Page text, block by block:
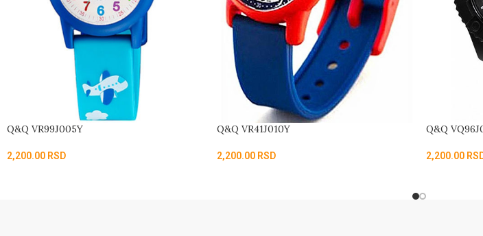
Q&Q VR99J005Y
2,200.00 RSD
Q&Q VR41J010Y
2,200.00 RSD
Q&Q
2,200.00